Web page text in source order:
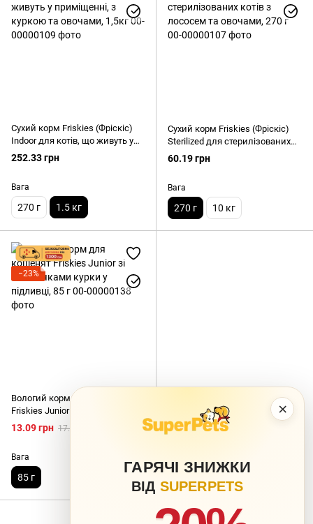
×
ГАРЯЧІ ЗНИЖКИ
ВІД SUPERPETS
Сухий корм Friskies (Фріскіс)
Indoor для котів, що живуть у
приміщенні, з куркою та
овочами, 1,5кг
252.33 грн
Вага
270 г 1.5 кг
Сухий корм Friskies (Фріскіс)
Sterilized для стерилізованих
котів з лососем та овочами,
60.19 грн
Вага
270 г 10 кг
−23%
Вологий корм для кошенят
Friskies Junior зі шматочками
курки у підливці, 85 г
13.09 грн 17.00 грн
Вага
85 г